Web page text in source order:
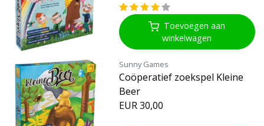
Toevoegen aan
winkelwagen
Sunny Games
Coöperatief zoekspel Kleine
Beer
EUR 30,00